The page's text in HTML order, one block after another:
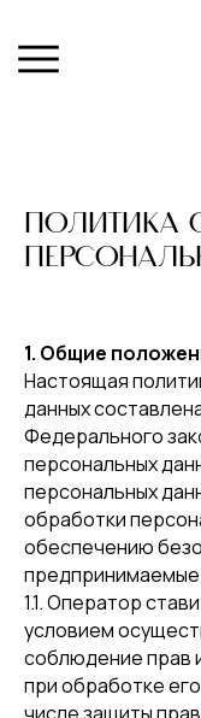
ПОЛИТИКА
1. Общие
Настоящая
данных
Федерального
персональных
персональных
обработки
обеспечению
предпринимаемые
1.1. Оператор
условием
соблюдение прав
при обработке